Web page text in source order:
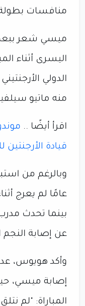
منافسات بطولة
ميسي شعر
اليسرى أثناء
منه ماتيو
اقرأ أيضًا ..
قيادة
عامًا لم يعرج
بينما تحدث
عن إصابة النجم
وأكد هويوس،
إصابة ميسي،
المباراة: "لم